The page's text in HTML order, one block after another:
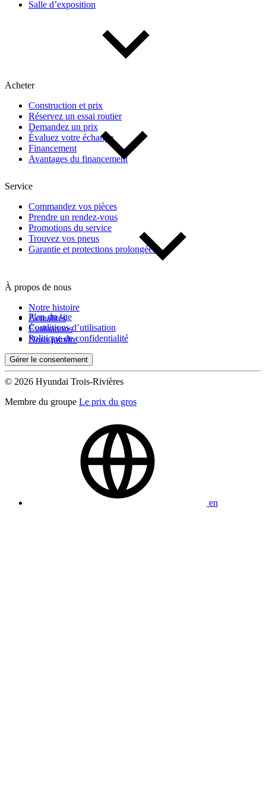
Compactes & berlines
Année
De 2000 à 2027
Prix
De 5 000 $ à 100 000 $
Paiement hebdo
Kilométrage
De 0 km à 500 000 km
(0)
Salle d’exposition
Acheter
Construction et prix
Réservez un essai routier
Demandez un prix
Évaluez votre échange
Financement
Avantages du financement
Service
Commandez vos pièces
Prendre un rendez-vous
Promotions du service
Trouvez vos pneus
Garantie et protections prolongées
À propos de nous
Notre histoire
Actualités
Évaluations
Nous joindre
Plan du site
Conditions d’utilisation
Politique de confidentialité
Gérer le consentement
© 2026 Hyundai Trois-Rivières
Membre du groupe Le prix du gros
en